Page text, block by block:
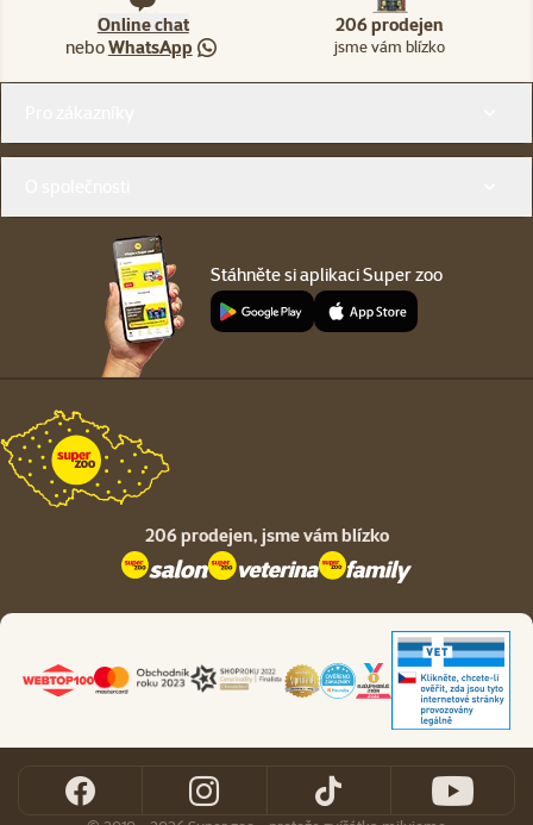
Online chat
neboWhatsApp
206 prodejen
jsme vám blízko
Stáhněte si aplikaci Super zoo
206 prodejen, jsme vám blízko